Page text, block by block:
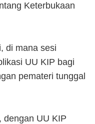
Keterbukaan
di mana sesi
UU KIP bagi
pemateri tunggal
dengan UU KIP